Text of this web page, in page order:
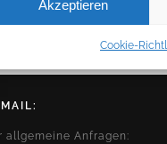
Akzeptieren
Cookie-
allgemeine Anfragen: